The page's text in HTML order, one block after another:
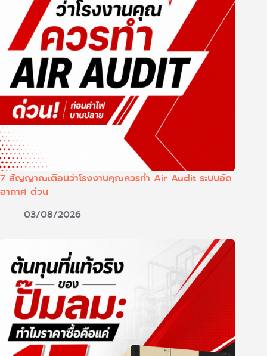
7 สัญญาณเตือนว่าโรงงานคุณควรทำ Air Audit ระบบอัด
อากาศ ด่วน
03/08/2026